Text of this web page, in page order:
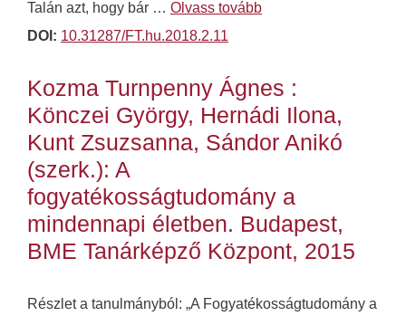
Talán azt, hogy bár … Olvass tovább
DOI: 10.31287/FT.hu.2018.2.11
Kozma Turnpenny Ágnes :
Könczei György, Hernádi Ilona,
Kunt Zsuzsanna, Sándor Anikó
(szerk.): A
fogyatékosságtudomány a
mindennapi életben. Budapest,
BME Tanárképző Központ, 2015
Részlet a tanulmányból: „A Fogyatékosságtudomány a